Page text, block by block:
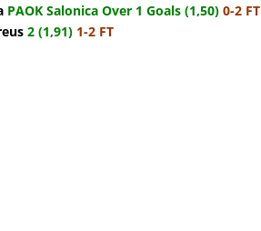
PAOK Salonica Over 1 Goals (1,50)0-2 FT
2 (1,91)1-2 FT